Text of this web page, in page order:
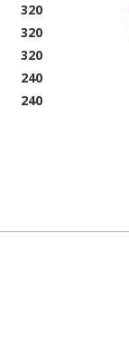
320
320
320
240
240